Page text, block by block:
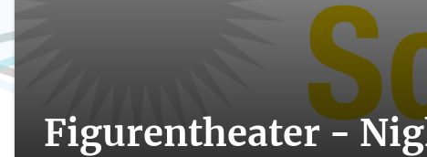
Figurentheater -